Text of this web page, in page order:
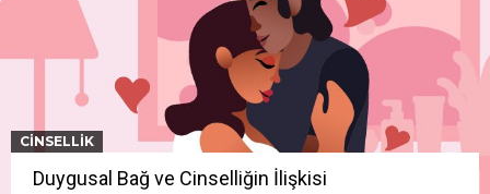
CINSELLIK
Duygusal Bağ ve Cinselliğin İlişkisi